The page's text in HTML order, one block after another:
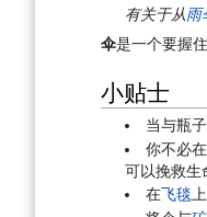
有关于从雨
伞是一个要握
小贴士
当与瓶
你不必
可以挽救生
在飞毯